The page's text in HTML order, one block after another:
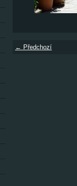
← Předchozí